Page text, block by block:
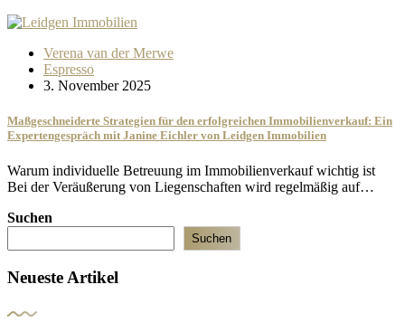
Verena van der Merwe
Espresso
3. November 2025
Maßgeschneiderte Strategien für den erfolgreichen Immobilienverkauf: Ein
Expertengespräch mit Janine Eichler von Leidgen Immobilien
Warum individuelle Betreuung im Immobilienverkauf wichtig ist
Bei der Veräußerung von Liegenschaften wird regelmäßig auf…
Suchen
Suchen
Neueste Artikel